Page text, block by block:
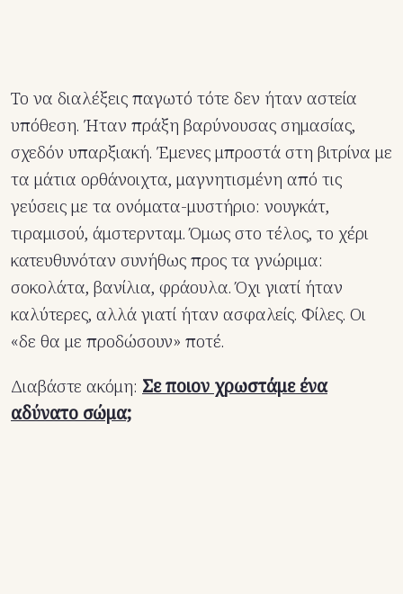
Το να διαλέξεις παγωτό τότε δεν ήταν αστεία
υπόθεση. Ήταν πράξη βαρύνουσας σημασίας,
σχεδόν υπαρξιακή. Έμενες μπροστά στη βιτρίνα με
τα μάτια ορθάνοιχτα, μαγνητισμένη από τις
γεύσεις με τα ονόματα-μυστήριο: νουγκάτ,
τιραμισού, άμστερνταμ. Όμως στο τέλος, το χέρι
κατευθυνόταν συνήθως προς τα γνώριμα:
σοκολάτα, βανίλια, φράουλα. Όχι γιατί ήταν
καλύτερες, αλλά γιατί ήταν ασφαλείς. Φίλες. Οι
«δε θα με προδώσουν» ποτέ.
Διαβάστε ακόμη: Σε ποιον χρωστάμε ένα
αδύνατο σώμα;